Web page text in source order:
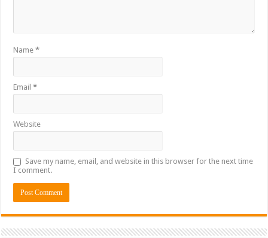
Name*
Email*
Website
Save my name, email, and website in this browser for the next time
I comment.